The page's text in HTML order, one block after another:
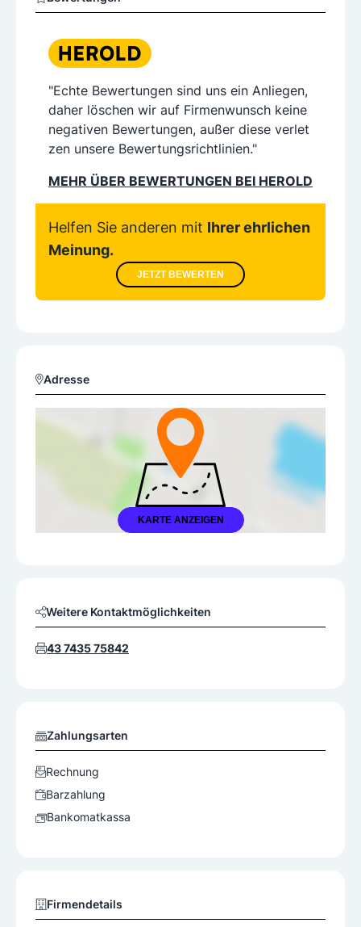
"Echte Bewertungen sind uns ein Anliegen,
daher löschen wir auf Firmenwunsch keine
negativen Bewertungen, außer diese verlet
zen unsere Bewertungsrichtlinien."
MEHR ÜBER BEWERTUNGEN BEI HEROLD
Helfen Sie anderen mit Ihrer ehrlichen
Meinung.
JETZT BEWERTEN
Adresse
KARTE ANZEIGEN
Weitere Kontaktmöglichkeiten
43 7435 75842
Zahlungsarten
Rechnung
Barzahlung
Bankomatkassa
Firmendetails